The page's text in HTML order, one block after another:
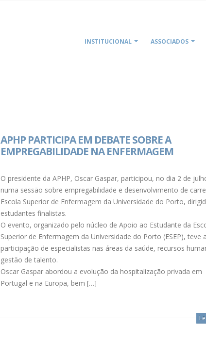
INSTITUCIONAL ASSOCIADOS
APHP PARTICIPA EM DEBATE SOBRE A
EMPREGABILIDADE NA ENFERMAGEM
O presidente da APHP, Oscar Gaspar, participou, no dia 2 de
numa sessão sobre empregabilidade e desenvolvimento de
Escola Superior de Enfermagem da Universidade do Porto,
estudantes finalistas.
O evento, organizado pelo núcleo de Apoio ao Estudante da
Superior de Enfermagem da Universidade do Porto (ESEP), teve a
participação de especialistas nas áreas da saúde, recursos
gestão de talento.
Oscar Gaspar abordou a evolução da hospitalização privada em
Portugal e na Europa, bem […]